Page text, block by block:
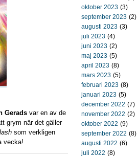
Gerads var en av de
grym när det gäller
som verkligen
vecka!
oktober 2023 (3)
september 2023 (2)
augusti 2023 (3)
juli 2023 (4)
juni 2023 (2)
maj 2023 (5)
april 2023 (8)
mars 2023 (5)
februari 2023 (8)
januari 2023 (5)
december 2022 (7)
november 2022 (2)
oktober 2022 (9)
september 2022 (8)
augusti 2022 (6)
juli 2022 (8)